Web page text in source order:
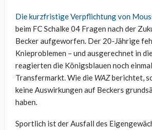
Die kurzfristige Verpflichtung von
beim FC Schalke 04 Fragen nach der
Becker aufgeworfen. Der 20-Jährige
Knieproblemen – und ausgerechnet in
reagierten die Königsblauen noch
Transfermarkt. Wie die WAZberichtet,
keine Auswirkungen auf Beckers
haben.
Sportlich ist der Ausfall des